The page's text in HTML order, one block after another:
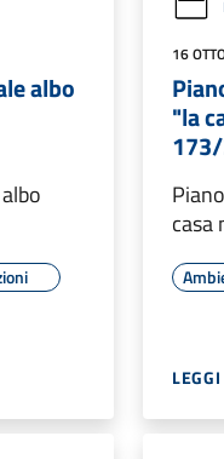
albo
16
"la
casa